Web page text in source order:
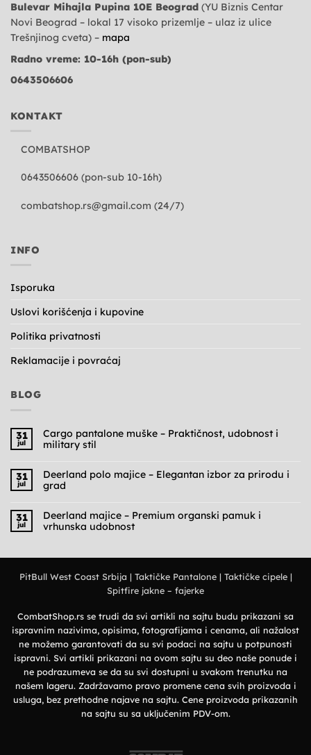
Bulevar Mihajla Pupina 10E Beograd (YU Biznis Centar
Novi Beograd – lokal 17 visoko prizemlje – ulaz iz ulice
Trešnjinog cveta) – mapa
Radno vreme: 10-16h (pon-sub)
0643506606
KONTAKT
COMBATSHOP
0643506606 (pon-sub 10-16h)
combatshop.rs@gmail.com (24/7)
INFO
Isporuka
Uslovi korišćenja i kupovine
Politika privatnosti
Reklamacije i povraćaj
BLOG
31
jul
Cargo pantalone muške – Praktičnost, udobnost i
military stil
na
Cargo
pantalone
muške
Praktičnost,
udobnost
i
military
31
jul
Deerland polo majice – Elegantan izbor za prirodu i
grad
na
Deerland
polo
izbor
prirodu
i
31
jul
Deerland majice – Premium organski pamuk i
vrhunska udobnost
–
vrhunska
udobnost
PitBull West Coast Srbija | Taktičke Pantalone| Taktičke cipele|
Spitfire jakne – fajerke
CombatShop.rs se trudi da svi artikli na sajtu budu prikazani sa
ispravnim nazivima, opisima, fotografijama i cenama, ali nažalost
ne možemo garantovati da su svi podaci na sajtu u potpunosti
ispravni. Svi artikli prikazani na ovom sajtu su deo naše ponude i
ne podrazumeva se da su svi dostupni u svakom trenutku na
našem lageru. Zadržavamo pravo promene cena svih proizvoda i
usluga, bez prethodne najave na sajtu. Cene proizvoda prikazanih
na sajtu su sa uključenim PDV-om.